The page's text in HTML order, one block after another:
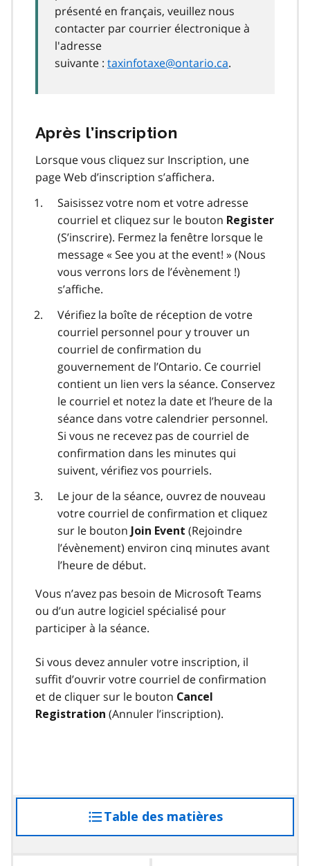
présenté en français, veuillez nous
contacter par courrier électronique à
l'adresse
suivante : taxinfotaxe@ontario.ca.
Après l’inscription
Lorsque vous cliquez sur Inscription, une
page Web d’inscription s’affichera.
Saisissez votre nom et votre adresse
courriel et cliquez sur le bouton Register
(S’inscrire). Fermez la fenêtre lorsque le
message « See you at the event! » (Nous
vous verrons lors de l’évènement !)
s’affiche.
Vérifiez la boîte de réception de votre
courriel personnel pour y trouver un
courriel de confirmation du
gouvernement de l’Ontario. Ce courriel
contient un lien vers la séance. Conservez
le courriel et notez la date et l’heure de la
séance dans votre calendrier personnel.
Si vous ne recevez pas de courriel de
confirmation dans les minutes qui
suivent, vérifiez vos pourriels.
Le jour de la séance, ouvrez de nouveau
votre courriel de confirmation et cliquez
sur le bouton Join Event (Rejoindre
l’évènement) environ cinq minutes avant
l’heure de début.
Vous n’avez pas besoin de Microsoft Teams
ou d’un autre logiciel spécialisé pour
participer à la séance.
Si vous devez annuler votre inscription, il
suffit d’ouvrir votre courriel de confirmation
et de cliquer sur le bouton Cancel
Registration (Annuler l’inscription).
Table des matières
à